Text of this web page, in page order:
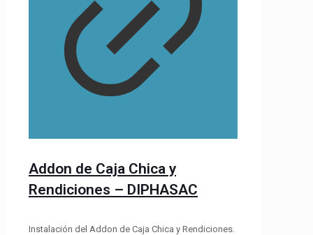
Addon de Caja Chica y
Rendiciones – DIPHASAC
Instalación del Addon de Caja Chica y Rendiciones.